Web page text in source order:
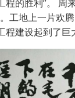
程的胜利”。 周
工地上一片欢
建设起到了巨